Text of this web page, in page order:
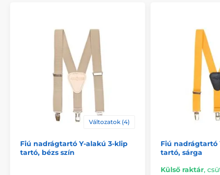
Változatok (4)
Fiú nadrágtartó Y-alakú 3-klip
tartó, bézs szín
Fiú nadrágtartó
tartó, sárga
Külső raktár,